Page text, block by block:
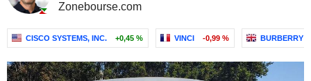
Zonebourse.com
CISCO SYSTEMS, INC. +0,45 % VINCI -0,99 % BURBERRY